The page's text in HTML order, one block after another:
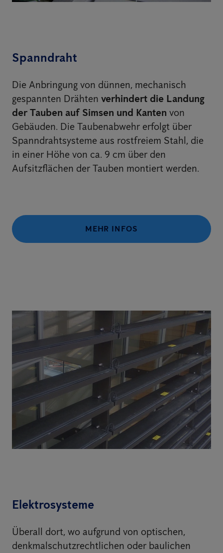
Spanndraht
Die Anbringung von dünnen, mechanisch
gespannten Drähten verhindert die Landung
der Tauben auf Simsen und Kanten von
Gebäuden. Die Taubenabwehr erfolgt über
Spanndrahtsysteme aus rostfreiem Stahl, die
in einer Höhe von ca. 9 cm über den
Aufsitzflächen der Tauben montiert werden.
MEHR INFOS
Elektrosysteme
Überall dort, wo aufgrund von optischen,
denkmalschutzrechtlichen oder baulichen